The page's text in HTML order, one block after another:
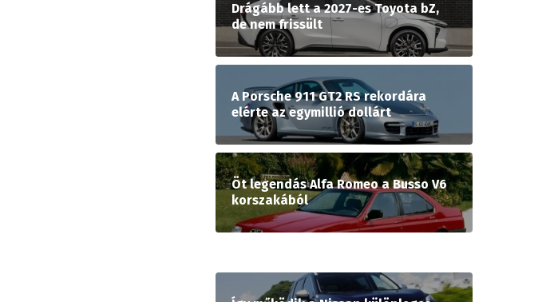
Drágább lett a 2027-es Toyota bZ,
de nem frissült
A Porsche 911 GT2 RS rekordára
elérte az egymillió dollárt
Öt legendás Alfa Romeo a Busso V6
korszakából